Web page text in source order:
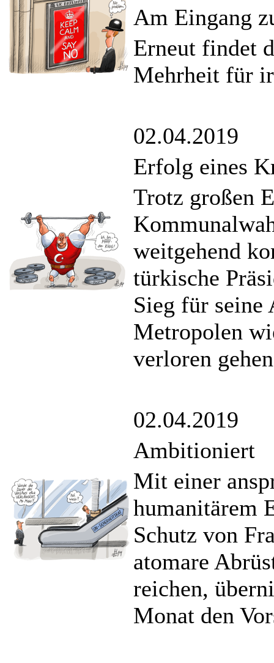
Am Eingang
Erneut findet
Mehrheit für
02.04.2019
Erfolg eines
Trotz großen
weitgehend
türkische
Sieg für seine
Metropolen
verloren
02.04.2019
Ambitioniert
Mit einer
humanitärem
Schutz von
atomare
reichen,
Monat den